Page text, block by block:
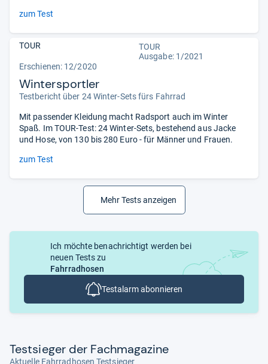
zum Test
TOUR
TOUR
Ausgabe: 1/2021
Erschienen: 12/2020
Wintersportler
Testbericht über 24 Winter-Sets fürs Fahrrad
Mit passender Kleidung macht Radsport auch im Winter
Spaß. Im TOUR-Test: 24 Winter-Sets, bestehend aus Jacke
und Hose, von 130 bis 280 Euro - für Männer und Frauen.
zum Test
Mehr Tests anzeigen
Ich möchte benachrichtigt werden bei
neuen Tests zu
Fahrradhosen
Testalarm abonnieren
Test­sie­ger der Fach­ma­ga­zine
Aktuelle Fahrradhosen Testsieger